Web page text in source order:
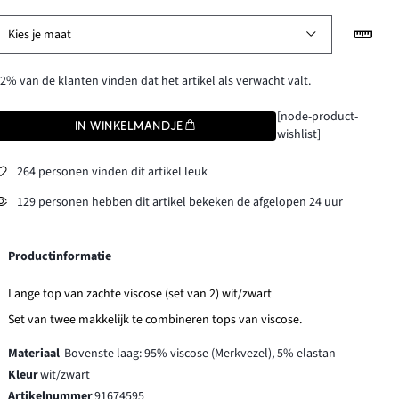
Kies je maat
van de klanten vinden dat het artikel als verwacht valt.
IN WINKELMANDJE
[node-product-
wishlist]
264 personen vinden dit artikel leuk
129 personen hebben dit artikel bekeken de afgelopen 24 uur
Productinformatie
Lange top van zachte viscose (set van 2) wit/zwart
Set van twee makkelijk te combineren tops van viscose.
Materiaal Bovenste laag: 95% viscose (Merkvezel), 5% elastan
Kleurwit/zwart